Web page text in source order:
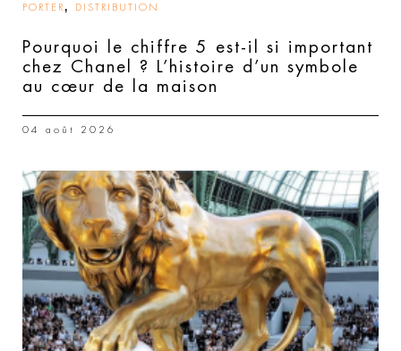
PORTER, DISTRIBUTION
Pourquoi le chiffre 5 est-il si important
chez Chanel ? L’histoire d’un symbole
au cœur de la maison
04 août 2026